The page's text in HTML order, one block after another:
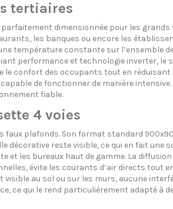
tertiaires
parfaitement dimensionnée pour les
les banques ou encore les
température constante sur l’ensemble
performance et technologie inverter, le
confort des occupants tout en
de fonctionner de manière
fiable.
4 voies
faux plafonds. Son format standard
reste visible, ce qui en fait une
les bureaux haut de gamme. La
évite les courants d’air directs
au sol ou sur les murs, aucune
ce qui le rend particulièrement adapté